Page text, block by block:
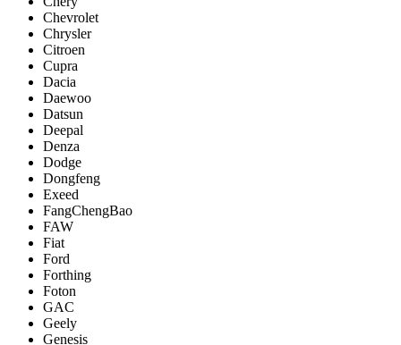
Chevrolet
Chrysler
Citroen
Cupra
Dacia
Daewoo
Datsun
Deepal
Denza
Dodge
Dongfeng
Exeed
FangChengBao
FAW
Fiat
Ford
Forthing
Foton
GAC
Geely
Genesis